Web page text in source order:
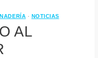
· NOTICIAS
AL